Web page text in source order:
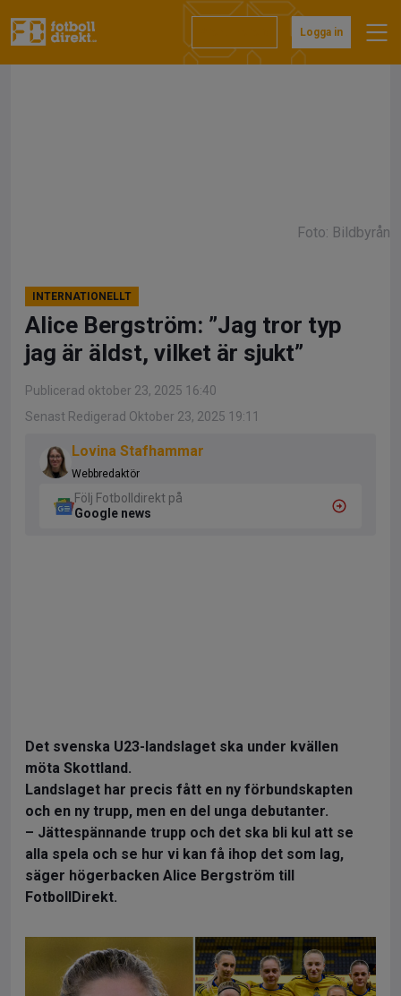
till
Logga in
Foto: Bildbyrån
INTERNATIONELLT
Alice Bergström: ”Jag tror typ
jag är äldst, vilket är sjukt”
Publicerad oktober 23, 2025 16:40
Senast Redigerad Oktober 23, 2025 19:11
Lovina Stafhammar
Webbredaktör
Följ Fotbolldirekt på
Google news
Det svenska U23-landslaget ska under kvällen
möta Skottland.
Landslaget har precis fått en ny förbundskapten
och en ny trupp, men en del unga debutanter.
– Jättespännande trupp och det ska bli kul att se
alla spela och se hur vi kan få ihop det som lag,
säger högerbacken Alice Bergström till
FotbollDirekt.